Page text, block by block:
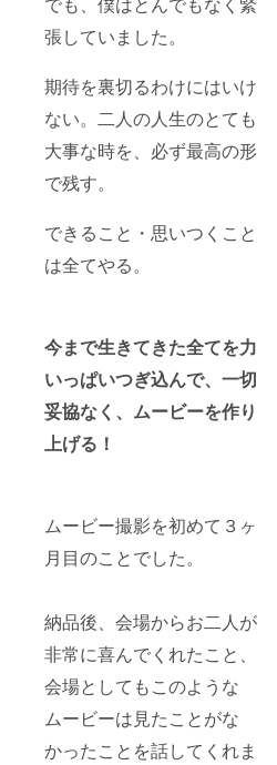
張していました。
期待を裏切るわけにはいけ
ない。二人の人生のとても
大事な時を、必ず最高の形
で残す。
できること・思いつくこと
は全てやる。
今まで生きてきた全てを力
いっぱいつぎ込んで、一切
妥協なく、ムービーを作り
上げる！
ムービー撮影を初めて３ヶ
月目のことでした。
納品後、会場からお二人が
非常に喜んでくれたこと、
会場としてもこのような
ムービーは見たことがな
かったことを話してくれま